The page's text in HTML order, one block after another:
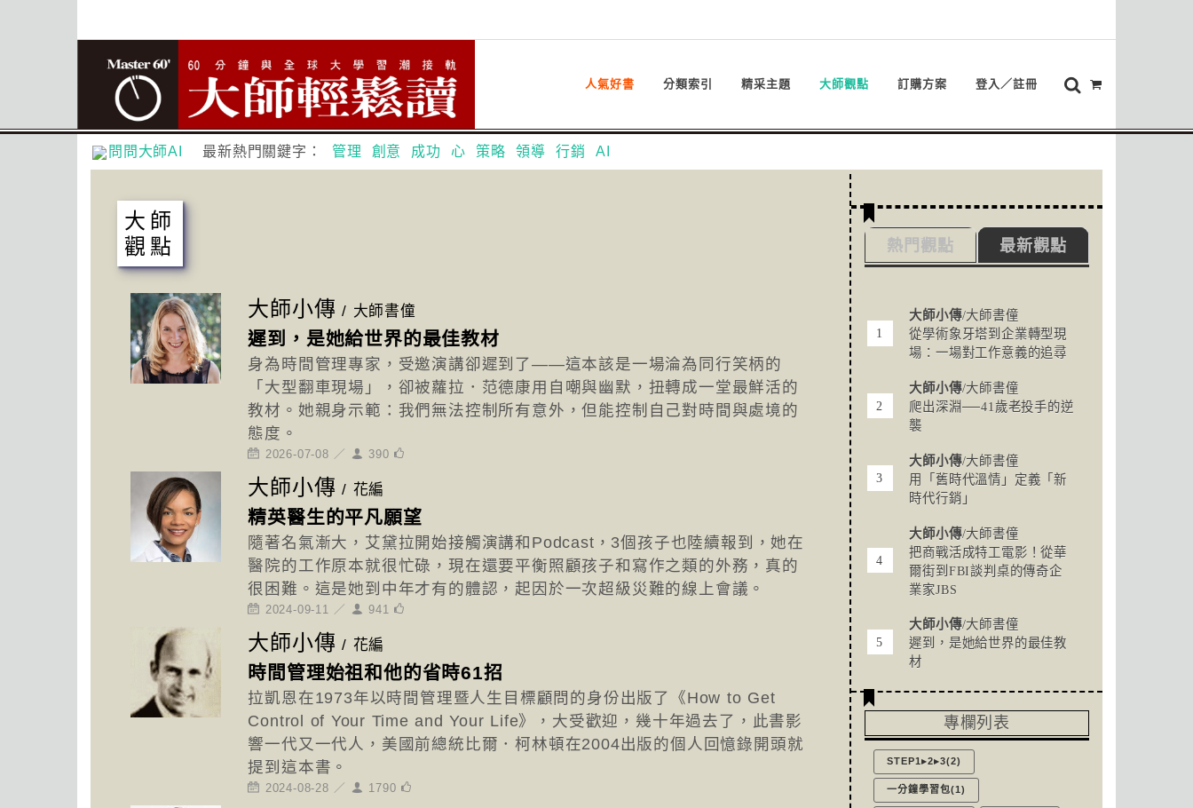
人氣好書 分類索引 精采主題 大師觀點 訂購方案 登入／註冊
問問大師AI 最新熱門關鍵字： 管理 創意 成功 心 策略 領導 行銷 AI
大師
觀點
大師小傳 / 大師書僮
遲到，是她給世界的最佳教材
身為時間管理專家，受邀演講卻遲到了——這本該是一場淪為同行笑柄的
「大型翻車現場」，卻被蘿拉．范德康用自嘲與幽默，扭轉成一堂最鮮活的
教材。她親身示範：我們無法控制所有意外，但能控制自己對時間與處境的
態度。
2026-07-08 ／ 390
大師小傳 / 花編
精英醫生的平凡願望
隨著名氣漸大，艾黛拉開始接觸演講和Podcast，3個孩子也陸續報到，她在
醫院的工作原本就很忙碌，現在還要平衡照顧孩子和寫作之類的外務，真的
很困難。這是她到中年才有的體認，起因於一次超級災難的線上會議。
2024-09-11 ／ 941
大師小傳 / 花編
時間管理始祖和他的省時61招
拉凱恩在1973年以時間管理暨人生目標顧問的身份出版了《How to Get
Control of Your Time and Your Life》，大受歡迎，幾十年過去了，此書影
響一代又一代人，美國前總統比爾．柯林頓在2004出版的個人回憶錄開頭就
提到這本書。
2024-08-28 ／ 1790
最新觀點
熱門觀點
大師小傳/大師書僮
從學術象牙塔到企業轉型現
場：一場對工作意義的追尋
大師小傳/大師書僮
爬出深淵──41歲老投手的逆
襲
大師小傳/大師書僮
用「舊時代溫情」定義「新
時代行銷」
大師小傳/大師書僮
把商戰活成特工電影！從華
爾街到FBI談判桌的傳奇企
業家JBS
大師小傳/大師書僮
遲到，是她給世界的最佳教
材
專欄列表
STEP1▸2▸3(2)
一分鐘學習包(1)